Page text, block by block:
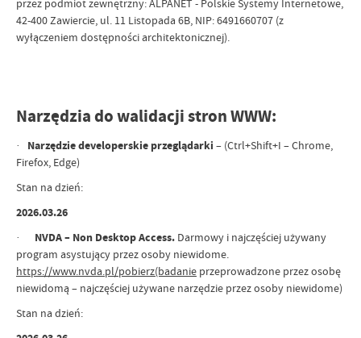
przez podmiot zewnętrzny: ALPANET - Polskie Systemy Internetowe,
42-400 Zawiercie, ul. 11 Listopada 6B, NIP: 6491660707 (z
wyłączeniem dostępności architektonicznej).
Narzędzia do walidacji stron WWW:
· Narzędziedeveloperskie przeglądarki – (Ctrl+Shift+I – Chrome,
Firefox, Edge)
Stan na dzień:
2026.03.26
· NVDA – Non Desktop Access. Darmowy i najczęściej używany
program asystujący przez osoby niewidome.
https://www.nvda.pl/pobierz(badanie przeprowadzone przez osobę
niewidomą – najczęściej używane narzędzie przez osoby niewidome)
Stan na dzień: